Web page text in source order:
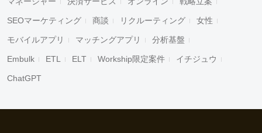
SEOマーケティング 商談 リクルーティング 女性
モバイルアプリ マッチングアプリ 分析基盤
Embulk ETL ELT Workship限定案件 イチジュウ
ChatGPT